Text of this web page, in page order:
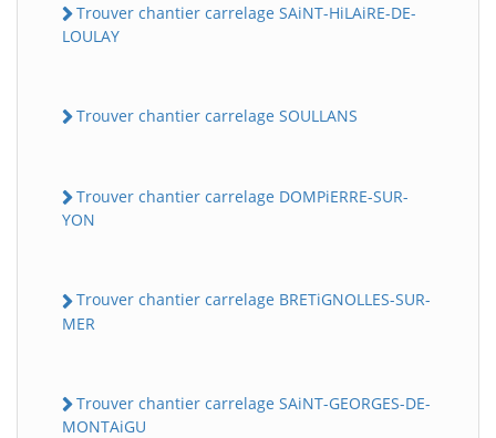
Trouver chantier carrelage SAiNT-HiLAiRE-DE-
LOULAY
Trouver chantier carrelage SOULLANS
Trouver chantier carrelage DOMPiERRE-SUR-
YON
Trouver chantier carrelage BRETiGNOLLES-SUR-
MER
Trouver chantier carrelage SAiNT-GEORGES-DE-
MONTAiGU